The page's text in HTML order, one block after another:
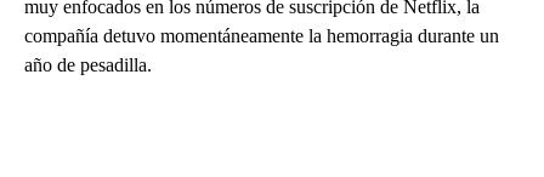
muy enfocados en los números de suscripción de Netflix, la
compañía detuvo momentáneamente la hemorragia durante un
año de pesadilla.